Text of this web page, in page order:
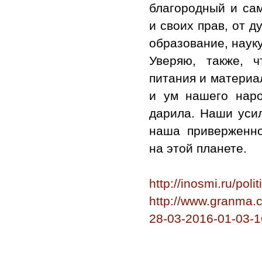
благородный и
и своих прав, от
образование,
Уверяю, также,
питания и
и ум нашего
дарила. Наши
наша
на этой планете.
http://inosmi.ru/
http://
28-03-2016-01-03-